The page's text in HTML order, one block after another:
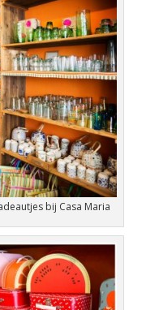
bij Casa Maria